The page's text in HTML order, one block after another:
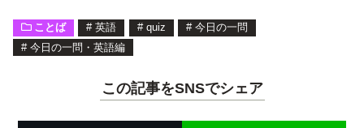
ことば # 英語 # quiz # 今日の一問
# 今日の一問・英語編
この記事をSNSでシェア